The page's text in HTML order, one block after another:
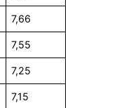
7,66
7,55
7,25
7,15